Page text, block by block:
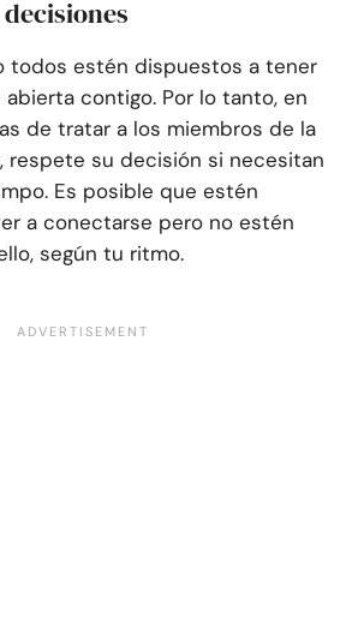
todos estén dispuestos a tener
contigo. Por lo tanto, en
de tratar a los miembros de la
respete su decisión si necesitan
Es posible que estén
a conectarse pero no estén
según tu ritmo.